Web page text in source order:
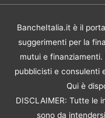
BancheItalia.it è il
suggerimenti per la
mutui e
pubblicisti e consulenti
Qui è
DISCLAIMER: Tutte le
sono da